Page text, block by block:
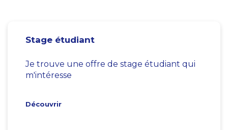
Stage étudiant
Je trouve une offre de stage étudiant qui
m'intéresse
Découvrir